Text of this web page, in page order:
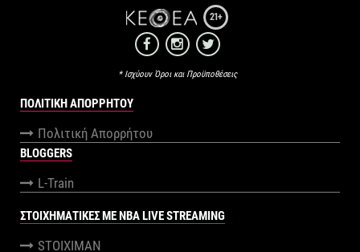
21+
* Ισχύουν Όροι και Προϋποθέσεις
ΠΟΛΙΤΙΚΉ ΑΠΟΡΡΉΤΟΥ
Πολιτική Απορρήτου
BLOGGERS
L-Train
ΣΤΟΙΧΗΜΑΤΙΚΕΣ ΜΕ NBA LIVE STREAMING
STOIXIMAN